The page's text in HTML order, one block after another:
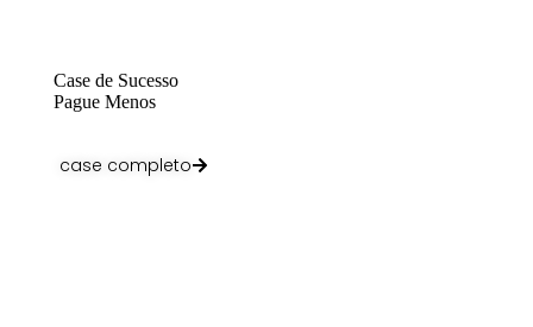
Case de Sucesso
Pague Menos
case completo